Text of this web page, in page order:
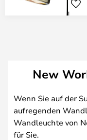
New
Wenn Sie auf der
aufregenden
Wandleuchte von
für Sie.